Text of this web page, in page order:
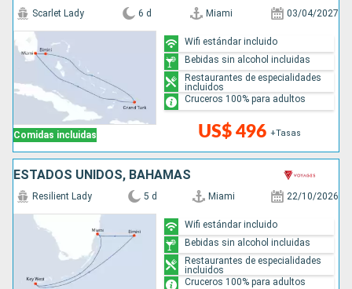
Comidas incluidas
Scarlet Lady 6 d Miami 03/04/2027
US$ 496 +Tasas
Wifi estándar incluido
Bebidas sin alcohol incluidas
Restaurantes de especialidades
incluidos
Cruceros 100% para adultos
ESTADOS UNIDOS, BAHAMAS
Resilient Lady 5 d Miami 22/10/2026
Wifi estándar incluido
Bebidas sin alcohol incluidas
Restaurantes de especialidades
incluidos
Cruceros 100% para adultos